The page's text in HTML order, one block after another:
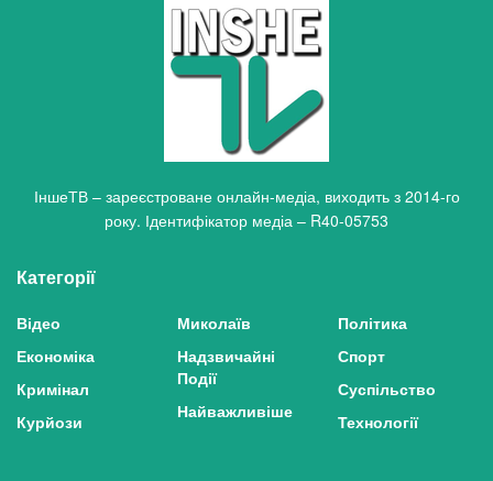
ІншеТВ – зареєстроване онлайн-медіа, виходить з 2014-го
року. Ідентифікатор медіа – R40-05753
Категорії
Відео
Економіка
Кримінал
Курйози
Миколаїв
Надзвичайні
Події
Найважливіше
Політика
Спорт
Суспільство
Технології